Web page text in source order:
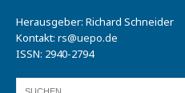
Herausgeber: Richard Schneider
Kontakt: rs@uepo.de
ISSN: 2940-2794